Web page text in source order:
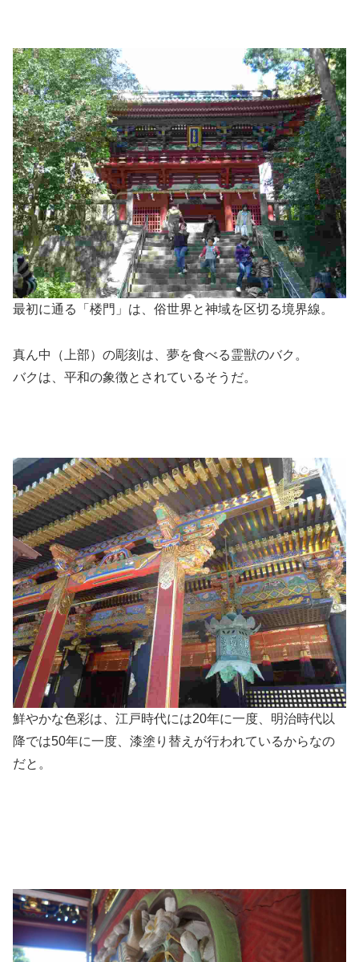
最初に通る「楼門」は、俗世界と神域を区切る境界線。
真ん中（上部）の彫刻は、夢を食べる霊獣のバク。
バクは、平和の象徴とされているそうだ。
鮮やかな色彩は、江戸時代には20年に一度、明治時代以
降では50年に一度、漆塗り替えが行われているからなの
だと。